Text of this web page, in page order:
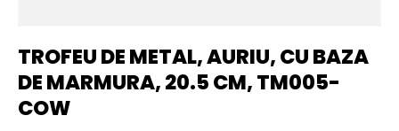
TROFEU DE METAL, AURIU, CU BAZA
DE MARMURA, 20.5 CM, TM005-
COW